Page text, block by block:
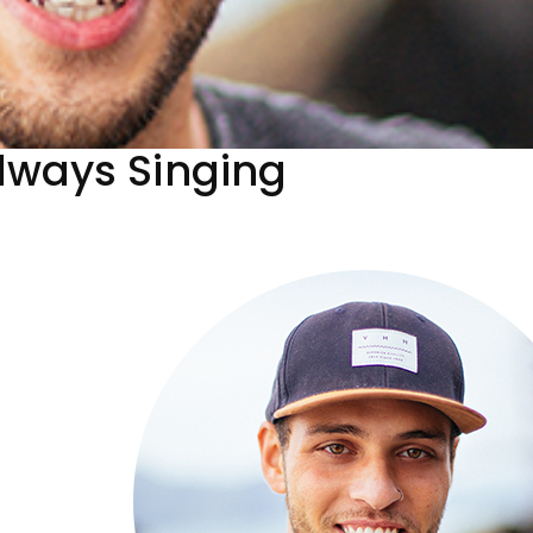
Singing